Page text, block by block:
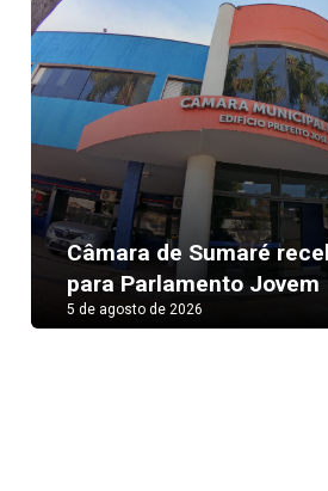
Câmara de Sumaré
para Parlamento Jovem
5 de agosto de 2026